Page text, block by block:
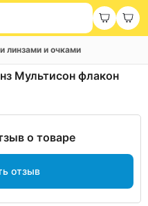
линзами и очками
Мультисон флакон
о товаре
отзыв